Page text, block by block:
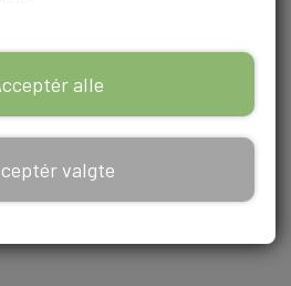
alle
valgte